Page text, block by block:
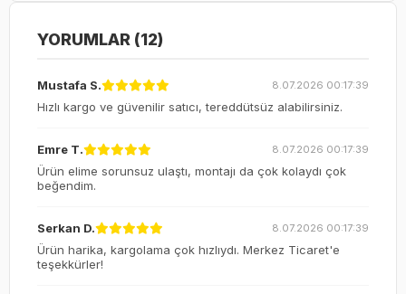
YORUMLAR (12)
Mustafa S. 8.07.2026 00:17:39
Hızlı kargo ve güvenilir satıcı, tereddütsüz alabilirsiniz.
Emre T. 8.07.2026 00:17:39
Ürün elime sorunsuz ulaştı, montajı da çok kolaydı çok
beğendim.
Serkan D. 8.07.2026 00:17:39
Ürün harika, kargolama çok hızlıydı. Merkez Ticaret'e
teşekkürler!